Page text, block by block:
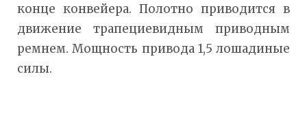
конце конвейера. Полотно приводится в
движение трапециевидным приводным
ремнем. Мощность привода 1,5 лошадиные
силы.